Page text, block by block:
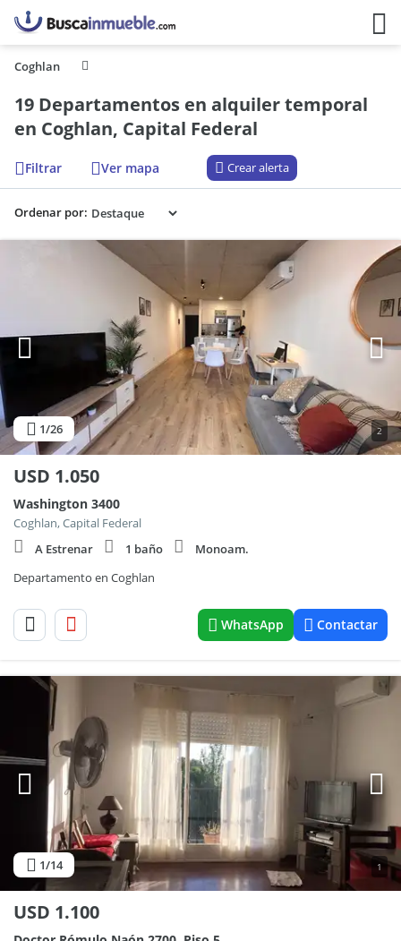
Coghlan
19 Departamentos en alquiler temporal
en Coghlan, Capital Federal
Filtrar Ver mapa Crear alerta
Ordenar por:
1/26 2
USD 1.050
Washington 3400
Coghlan, Capital Federal
A Estrenar
1 baño
Monoam.
Departamento en Coghlan
WhatsApp Contactar
1/14 1
USD 1.100